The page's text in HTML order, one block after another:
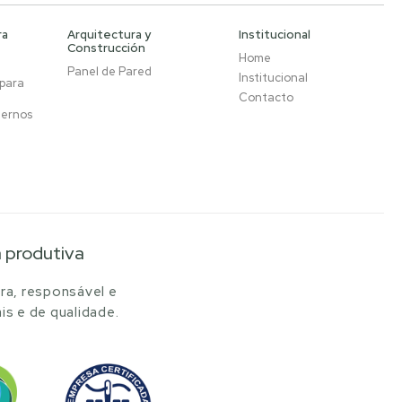
Arquitectura y
Construcción
Panel de Pared
Institucional
Home
Institucional
Contacto
produtiva
responsável e
e de qualidade.